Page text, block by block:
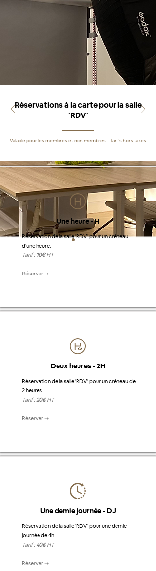
Réservations à la carte pour la salle
'RDV'
Valable pour les membres et non membres - Tarifs hors taxes
Une heure - H
Réservation de la salle 'RDV' pour un créneau
d'une heure.
Tarif : 10€HT
Réserver ➝
Deux heures - 2H
Réservation de la salle 'RDV' pour un créneau de
2 heures.
Tarif :20€HT
Réserver ➝
Une demie journée - DJ
Réservation de la salle 'RDV' pour une demie
journée de 4h.
Tarif : 40€HT
Réserver ➝